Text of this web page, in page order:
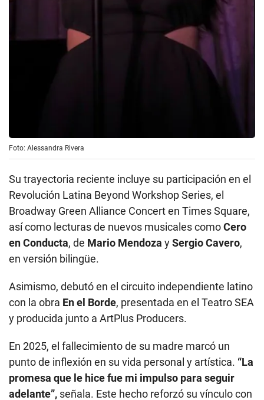
Foto: Alessandra Rivera
Su trayectoria reciente incluye su participación en el
Revolución Latina Beyond Workshop Series, el
Broadway Green Alliance Concert en Times Square,
así como lecturas de nuevos musicales comoCero
en Conducta, de Mario Mendoza ySergio Cavero,
en versión bilingüe.
Asimismo, debutó en el circuito independiente latino
con la obra En el Borde, presentada en el Teatro SEA
y producida junto a ArtPlus Producers.
En 2025, el fallecimiento de su madre marcó un
punto de inflexión en su vida personal y artística. “La
promesa que le hice fue mi impulso para seguir
adelante”, señala. Este hecho reforzó su vínculo con